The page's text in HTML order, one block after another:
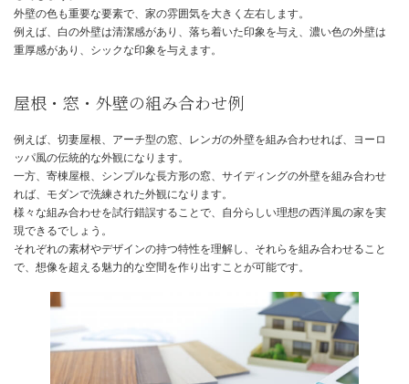
外壁材で家の雰囲気を決める
ます。
レンガは重厚感があり、耐久性にも優れています。
石材は高級感があり、風格のある外観を演出します。
サイディングは、様々なデザインや色があり、コストパフォーマン
れています。
それぞれの素材の特徴を理解し、家のデザインや予算に合わせて最
材を選びましょう。
例えば、予算を抑えつつ、様々なデザインから選べるという点で、
ングは魅力的な選択肢と言えるでしょう。
一方、重厚感や高級感を重視する場合は、レンガや石材が適してい
るでしょう。
外壁の色も重要な要素で、家の雰囲気を大きく左右します。
例えば、白の外壁は清潔感があり、落ち着いた印象を与え、濃い色
重厚感があり、シックな印象を与えます。